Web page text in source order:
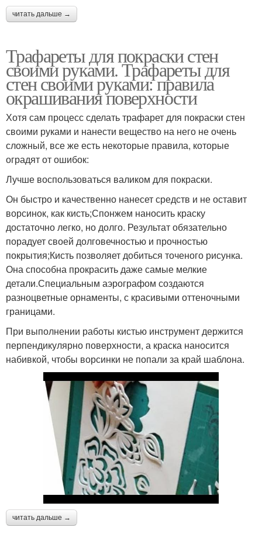
читать дальше →
Трафареты для покраски стен
своими руками. Трафареты для
стен своими руками: правила
окрашивания поверхности
Хотя сам процесс сделать трафарет для покраски стен
своими руками и нанести вещество на него не очень
сложный, все же есть некоторые правила, которые
оградят от ошибок:
Лучше воспользоваться валиком для покраски.
Он быстро и качественно нанесет средств и не оставит
ворсинок, как кисть;Спонжем наносить краску
достаточно легко, но долго. Результат обязательно
порадует своей долговечностью и прочностью
покрытия;Кисть позволяет добиться точеного рисунка.
Она способна прокрасить даже самые мелкие
детали.Специальным аэрографом создаются
разноцветные орнаменты, с красивыми оттеночными
границами.
При выполнении работы кистью инструмент держится
перпендикулярно поверхности, а краска наносится
набивкой, чтобы ворсинки не попали за край шаблона.
читать дальше →